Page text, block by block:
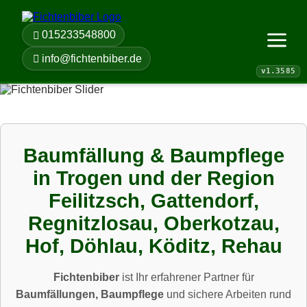
015233548800
info@fichtenbiber.de
Baumfällung & Baumpflege
in Trogen und der Region
Feilitzsch, Gattendorf,
Regnitzlosau, Oberkotzau,
Hof, Döhlau, Köditz, Rehau
Fichtenbiberist Ihr erfahrener Partner für
Baumfällungen, Baumpflege und sichere Arbeiten rund